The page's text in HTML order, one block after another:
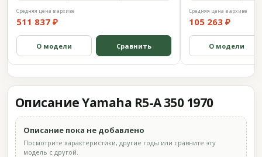
Средняя цена в архиве
511 837 ₽
О модели Сравнить
Средняя цена в архиве
105 263 ₽
О модели
Описание Yamaha R5-A 350 1970
Описание пока не добавлено
Посмотрите характеристики, другие годы или сравните эту
модель с другой.